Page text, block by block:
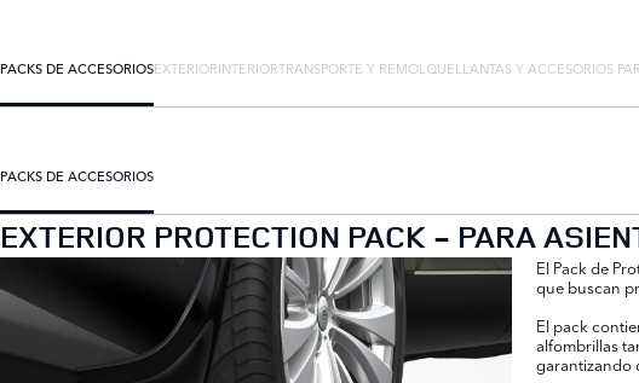
PACKS DE ACCESORIOSEXTERIORINTERIORTRANSPORTE Y REMOLQUELLANTAS Y ACCESORIOS
PACKS DE ACCESORIOS
EXTERIOR PROTECTION PACK - PARA
El Pack de
que buscan
El pack
alfombrillas
garantizando